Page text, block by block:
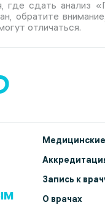
где сдать анализ
обратите
отличаться.
Медицинские
Запись к
О врачах